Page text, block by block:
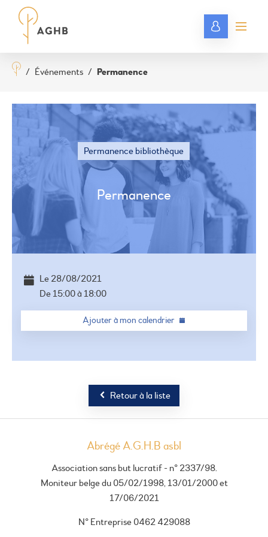
/ Événements / Permanence
Permanence bibliothèque
Permanence
Le 28/08/2021
De 15:00à 18:00
Ajouter à mon calendrier
Retour à la liste
Abrégé A.G.H.B asbl
Association sans but lucratif - n° 2337/98.
Moniteur belge du 05/02/1998, 13/01/2000 et
17/06/2021
N° Entreprise 0462 429088